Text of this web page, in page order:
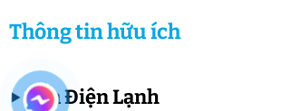
Thông tin hữu ích
▶Sửa Điện Lạnh